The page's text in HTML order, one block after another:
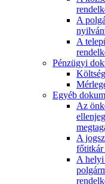
A
A
Pénzügyi
Egyéb
Az
A
főtitkár
A helyi